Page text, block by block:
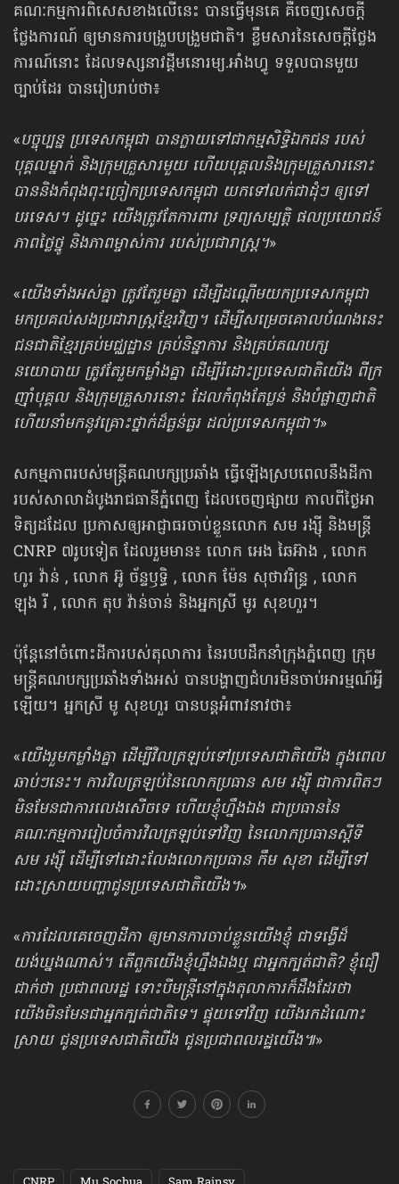
គណៈកម្មការពិសេសខាងលើនេះ បានធ្វើមុនគេ គឺចេញសេចក្ដី
ថ្លែងការណ៍ ឲ្យមានការបង្រួបបង្រួមជាតិ។ ខ្លឹមសារនៃសេចក្ដីថ្លែង
ការណ៍នោះ ដែលទស្សនាវដ្ដីមនោរម្យ.អាំងហ្វូ ទទួលបានមួយ
ច្បាប់ដែរ បានរៀបរាប់ថា៖
«បច្ចុប្បន្ន ប្រទេសកម្ពុជា បានក្លាយទៅជាកម្មសិទ្ធិឯកជន របស់
បុគ្គលម្នាក់ និងក្រុមគ្រួសារមួយ ហើយបុគ្គលនិងក្រុមគ្រួសារនោះ
បាននិងកំពុងពុះច្រៀកប្រទេសកម្ពុជា យកទៅលក់ជាដុំៗ ឲ្យទៅ
បរទេស។ ដូច្នេះ យើងត្រូវតែការពារ ទ្រព្យសម្បត្តិ ផលប្រយោជន៍
ភាពថ្លៃថ្នូ និងភាពម្ចាស់ការ របស់ប្រជារាស្ត្រ។»
«យើងទាំងអស់គ្នា ត្រូវតែរួមគ្នា ដើម្បីដណ្ដើមយកប្រទេសកម្ពុជា
មកប្រគល់សងប្រជារាស្ត្រខ្មែរវិញ។ ដើម្បីសម្រេចគោលបំណងនេះ
ជនជាតិខ្មែរគ្រប់មជ្ឈដ្ឋាន គ្រប់និន្នាការ និងគ្រប់គណបក្ស
នយោបាយ ត្រូវតែរួមកម្លាំងគ្នា ដើម្បីរំដោះប្រទេសជាតិយើង ពីក្រ
ញ៉ាំបុគ្គល និងក្រុមគ្រួសារនោះ ដែលកំពុងតែប្លន់ និងបំផ្លាញជាតិ
ហើយនាំមកនូវគ្រោះថ្នាក់ដ៏ធ្ងន់ធ្ងរ ដល់ប្រទេសកម្ពុជា។»
សកម្មភាពរបស់មន្ត្រីគណបក្សប្រឆាំង ធ្វើឡើងស្របពេលនឹងដីកា
របស់សាលាដំបូងរាជធានីភ្នំពេញ ដែលចេញផ្សាយ កាលពីថ្ងៃអា
ទិត្យដដែល ប្រកាសឲ្យអាជ្ញាធរចាប់ខ្លួនលោក សម រង្ស៊ី និងមន្ត្រី
CNRP ៧រូបទៀត ដែលរួមមាន៖ លោក អេង ឆៃអ៊ាង , លោក
ហូរ វ៉ាន់ , លោក អ៊ូ ច័ន្ទឫទ្ធិ , លោក ម៉ែន សុថាវរិន្រ្ទ , លោក
ឡុង រី , លោក តុប វ៉ាន់ចាន់ និងអ្នកស្រី មូរ សុខហួរ។
ប៉ុន្តែនៅចំពោះដីការបស់តុលាការ នៃរបបដឹកនាំក្រុងភ្នំពេញ ក្រុម
មន្ត្រីគណបក្សប្រឆាំងទាំងអស់ បានបង្ហាញជំហរមិនចាប់អារម្មណ៍អ្វី
ឡើយ។ អ្នកស្រី មូ សុខហួរ បានបន្តអំពាវនាវថា៖
«យើងរួមកម្លាំងគ្នា ដើម្បីវិលត្រឡប់ទៅប្រទេសជាតិយើង ក្នុងពេល
ឆាប់ៗនេះ។ ការវិលត្រឡប់នៃលោកប្រធាន សម រង្ស៊ី ជាការពិតៗ
មិនមែនជាការលេងសើចទេ ហើយខ្ញុំហ្នឹងឯង ជាប្រធាននៃ
គណៈកម្មការរៀបចំការវិលត្រឡប់ទៅវិញ នៃលោកប្រធានស្ដីទី
សម រង្ស៊ី ដើម្បីទៅដោះលែងលោកប្រធាន កឹម សុខា ដើម្បីទៅ
ដោះស្រាយបញ្ហាជូនប្រទេសជាតិយើង។»
«ការដែលគេចេញដីកា ឲ្យមានការចាប់ខ្លួនយើងខ្ញុំ ជាទង្វើដ៏
យង់ឃ្នងណាស់។ តើពួកយើងខ្ញុំហ្នឹងឯងឬ ជាអ្នកក្បត់ជាតិ? ខ្ញុំជឿ
ជាក់ថា ប្រជាពលរដ្ឋ ទោះបីមន្ត្រីនៅក្នុងតុលាការក៏ដឹងដែរថា
យើងមិនមែនជាអ្នកក្បត់ជាតិទេ។ ផ្ទុយទៅវិញ យើងរកដំណោះ
ស្រាយ ជូនប្រទេសជាតិយើង ជូនប្រជាពលរដ្ឋយើង៕»